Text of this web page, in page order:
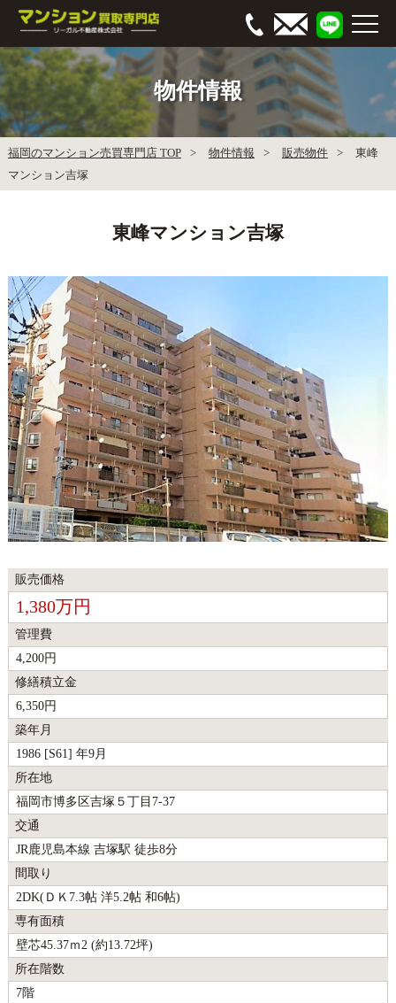
物件情報
福岡のマンション売買専門店 TOP 物件情報 販売物件
東峰
マンション吉塚
東峰マンション吉塚
販売価格
1,380万円
管理費
4,200円
修繕積立金
6,350円
築年月
1986 [S61] 年9月
所在地
福岡市博多区吉塚５丁目7-37
交通
JR鹿児島本線 吉塚駅 徒歩8分
間取り
2DK(ＤＫ7.3帖 洋5.2帖 和6帖)
専有面積
壁芯45.37ｍ2 (約13.72坪)
所在階数
7階